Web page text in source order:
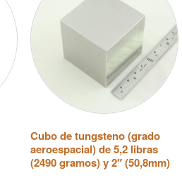
Cubo de tungsteno (grado
aeroespacial) de 5,2 libras
(2490 gramos) y 2″ (50,8mm)